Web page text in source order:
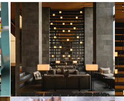
2024.12.3
祝「アマン東京」開業10周年。期間限定で復活するアイコニックなアフタヌーンティーで特別な午後を。
グルメ